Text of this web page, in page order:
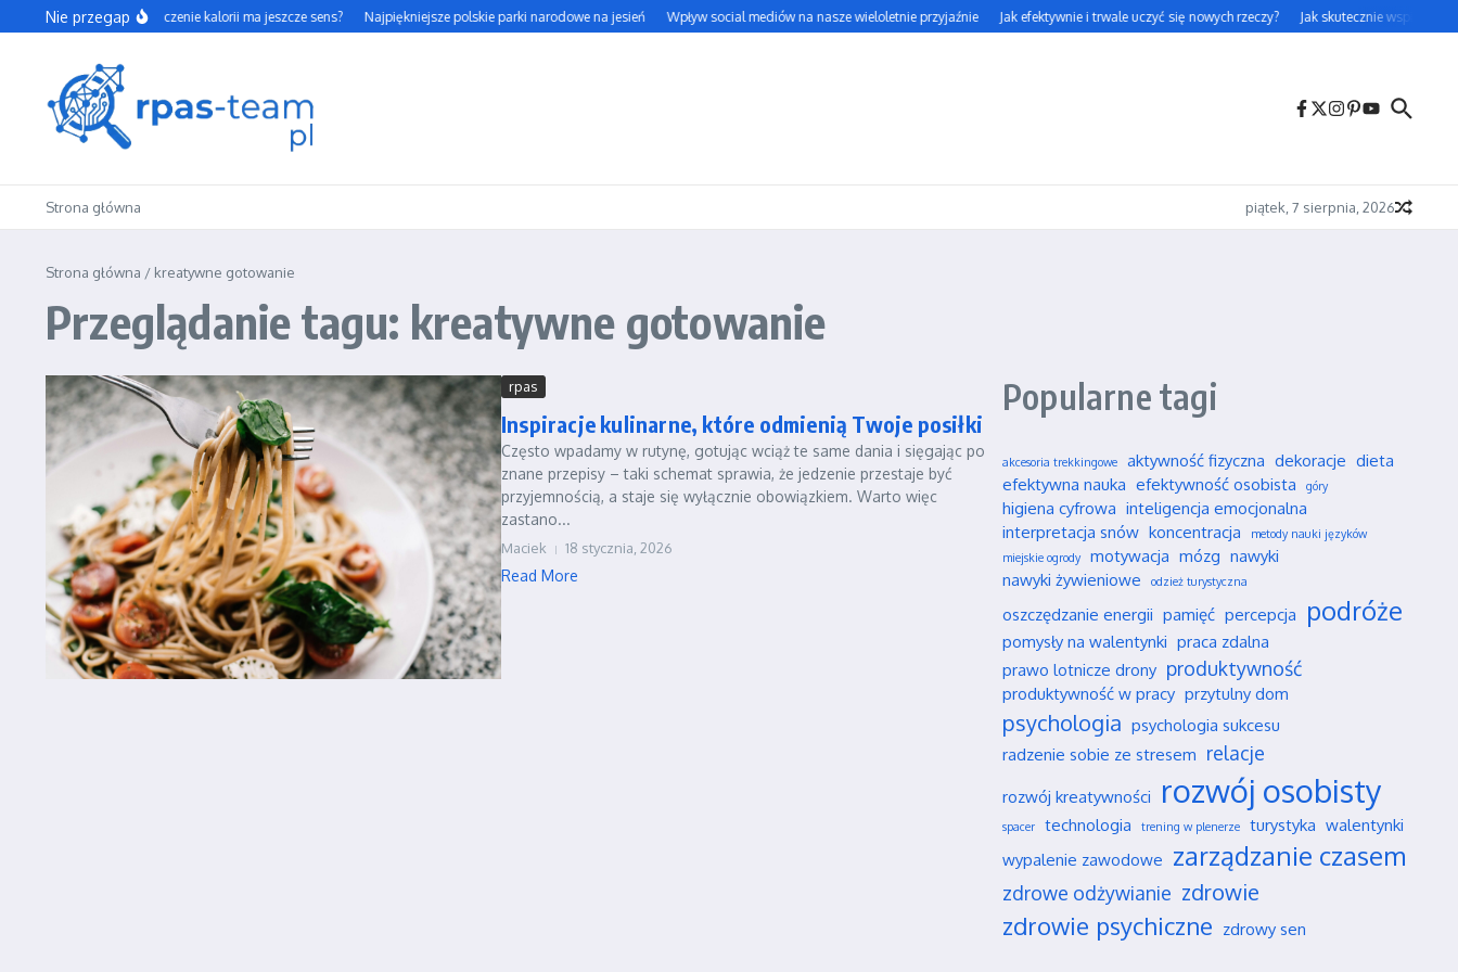
Przejdź do treści
Nie przegap
Czy codzienne liczenie kalorii ma jeszcze sens? Najpiękniejsze polskie parki narodowe na jesień Wpływ social mediów na nasze wieloletnie przyjaźnie Jak efektywnie i trwale uczyć się nowych rzeczy? Jak skutecznie wspierać
Strona główna piątek, 7 sierpnia, 2026
Strona główna / kreatywne gotowanie
Przeglądanie tagu: kreatywne gotowanie
rpas
Inspiracje kulinarne, które odmienią Twoje posiłki
Często wpadamy w rutynę, gotując wciąż te same dania i sięgając po
znane przepisy – taki schemat sprawia, że jedzenie przestaje być
przyjemnością, a staje się wyłącznie obowiązkiem. Warto więc
zastano...
Maciek 18 stycznia, 2026
Read More
Popularne tagi
akcesoria trekkingowe aktywność fizyczna dekoracje dieta
efektywna nauka efektywność osobista góry
higiena cyfrowa inteligencja emocjonalna
interpretacja snów koncentracja
metody nauki języków
miejskie ogrody
motywacja mózg nawyki
nawyki żywieniowe
odzież turystyczna
oszczędzanie energii pamięć percepcja podróże
pomysły na walentynki praca zdalna
prawo lotnicze drony produktywność
produktywność w pracy przytulny dom
psychologia psychologia sukcesu
radzenie sobie ze stresem relacje
rozwój kreatywności rozwój osobisty
spacer technologia trening w plenerze turystyka walentynki
wypalenie zawodowe zarządzanie czasem
zdrowe odżywianie zdrowie
zdrowie psychiczne zdrowy sen